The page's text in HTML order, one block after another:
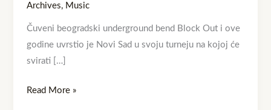
Archives, Music
Čuveni beogradski underground bend Block Out i ove
godine uvrstio je Novi Sad u svoju turneju na kojoj će
svirati […]
Read More »